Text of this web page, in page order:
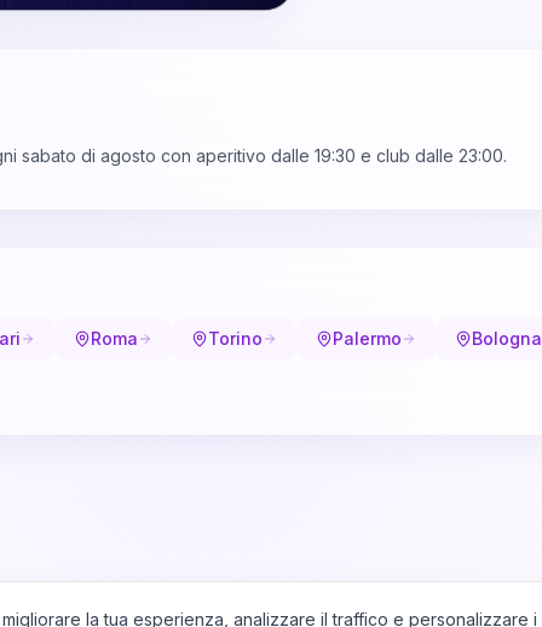
sabato di agosto con aperitivo dalle 19:30 e club dalle 23:00.
Roma Torino Palermo Bologna
la tua esperienza, analizzare il traffico e personalizzare i